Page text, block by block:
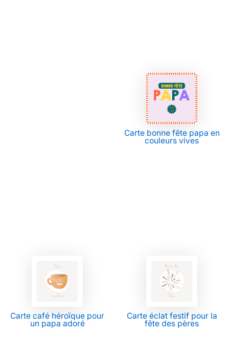
Carte bonne fête papa en
couleurs vives
Carte café héroïque pour
un papa adoré
Carte éclat festif pour la
fête des pères